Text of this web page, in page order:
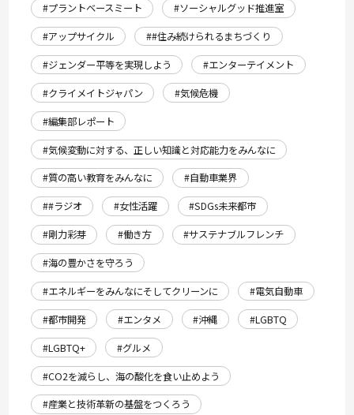
#プラントベースミート
#ソーシャルグッド推進室
#アップサイクル
##住み続けられるまちづくり
#ジェンダー平等を実現しよう
#エンターテイメント
#クライメイトジャパン
#気候危機
#編集部レポート
#気候変動に対する、正しい知識と対応能力をみんなに
#質の高い教育をみんなに
#自動車業界
##ラジオ
#女性活躍
#SDGs未来都市
#剛力彩芽
#働き方
#サステナブルフレンチ
#海の豊かさを守ろう
#エネルギーをみんなにそしてクリーンに
#電気自動車
#都市開発
#エンタメ #沖縄
#LGBTQ
#LGBTQ+
#グルメ
#CO2を減らし、海の酸化を食い止めよう
#産業と技術革新の基盤をつくろう